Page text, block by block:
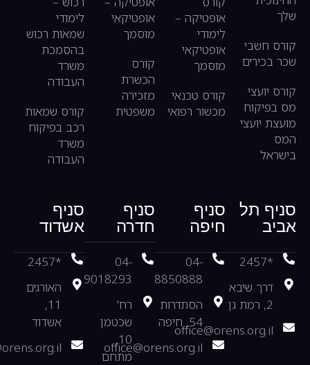
שלך
קורס חשבי
שכר בכירים
קורס יועצי
מס בפיקוח
מועצת יועצי
המס
בישראל
אופטיקה –
לימודי
אופטיקאי
מוסמך
קורס טכנאי
מכשור רפואי
אופטיקאי
מוסמך
קורס
הכשרת
מזכירה
משפטית
לימודי
שמאות רכוש
בהסמכת
משרד
העבודה
קורס שמאות
רכב בפיקוח
משרד
העבודה
סניף
אשדוד
*2457
האורגים
11,
אשדוד
סניף
חדרה
04-
9018293
רח'
שכטמן
10,
מתחם
סניף
חיפה
04-
8850888
הסתדרות
54, חיפה
office@orens.org.il
סניף תל
אביב
*2457
דרך שיבא
2, רמת גן
office@orens.org.il